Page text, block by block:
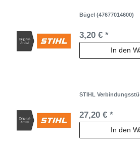
Bügel (47677014600)
3,20 € *
In den
STIHL
27,20 € *
In den